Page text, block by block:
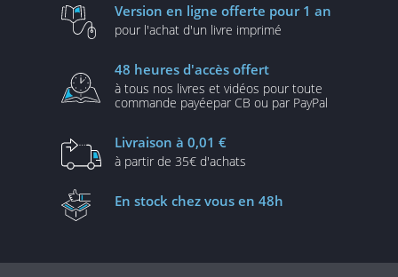
Version en ligne offerte pour 1 an
pour l'achat d'un livre imprimé
48 heures d'accès offert
à tous nos livres et vidéos pour toute
commande payéepar CB ou par PayPal
Livraison à 0,01 €
à partir de 35€ d'achats
En stock chez vous en 48h